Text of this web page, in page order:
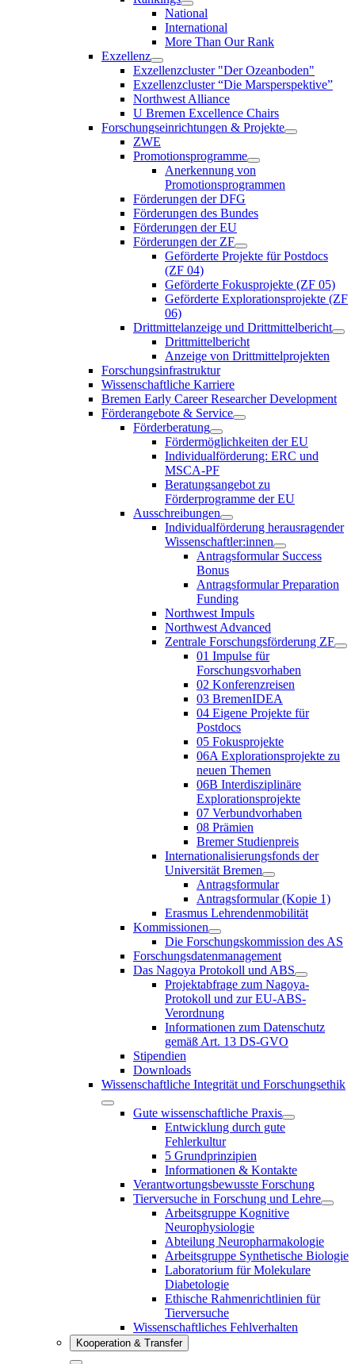
National
International
More Than Our Rank
Exzellenz
Exzellenzcluster "Der Ozeanboden"
Exzellenzcluster “Die Marsperspektive”
Northwest Alliance
U Bremen Excellence Chairs
Forschungseinrichtungen & Projekte
ZWE
Promotionsprogramme
Anerkennung von
Promotionsprogrammen
Förderungen der DFG
Förderungen des Bundes
Förderungen der EU
Förderungen der ZF
Geförderte Projekte für Postdocs
(ZF 04)
Geförderte Fokusprojekte (ZF 05)
Geförderte Explorationsprojekte (ZF
06)
Drittmittelanzeige und Drittmittelbericht
Drittmittelbericht
Anzeige von Drittmittelprojekten
Forschungsinfrastruktur
Wissenschaftliche Karriere
Bremen Early Career Researcher Development
Förderangebote & Service
Förderberatung
Fördermöglichkeiten der EU
Individualförderung: ERC und
MSCA-PF
Beratungsangebot zu
Förderprogramme der EU
Ausschreibungen
Individualförderung herausragender
Wissenschaftler:innen
Antragsformular Success
Bonus
Antragsformular Preparation
Funding
Northwest Impuls
Northwest Advanced
Zentrale Forschungsförderung ZF
01 Impulse für
Forschungsvorhaben
02 Konferenzreisen
03 BremenIDEA
04 Eigene Projekte für
Postdocs
05 Fokusprojekte
06A Explorationsprojekte zu
neuen Themen
06B Interdisziplinäre
Explorationsprojekte
07 Verbundvorhaben
08 Prämien
Bremer Studienpreis
Internationalisierungsfonds der
Universität Bremen
Antragsformular
Antragsformular (Kopie 1)
Erasmus Lehrendenmobilität
Kommissionen
Die Forschungskommission des AS
Forschungsdatenmanagement
Das Nagoya Protokoll und ABS
Projektabfrage zum Nagoya-
Protokoll und zur EU-ABS-
Verordnung
Informationen zum Datenschutz
gemäß Art. 13 DS-GVO
Stipendien
Downloads
Wissenschaftliche Integrität und Forschungsethik
Gute wissenschaftliche Praxis
Entwicklung durch gute
Fehlerkultur
5 Grundprinzipien
Informationen & Kontakte
Verantwortungsbewusste Forschung
Tierversuche in Forschung und Lehre
Arbeitsgruppe Kognitive
Neurophysiologie
Abteilung Neuropharmakologie
Arbeitsgruppe Synthetische Biologie
Laboratorium für Molekulare
Diabetologie
Ethische Rahmenrichtlinien für
Tierversuche
Wissenschaftliches Fehlverhalten
Kooperation & Transfer